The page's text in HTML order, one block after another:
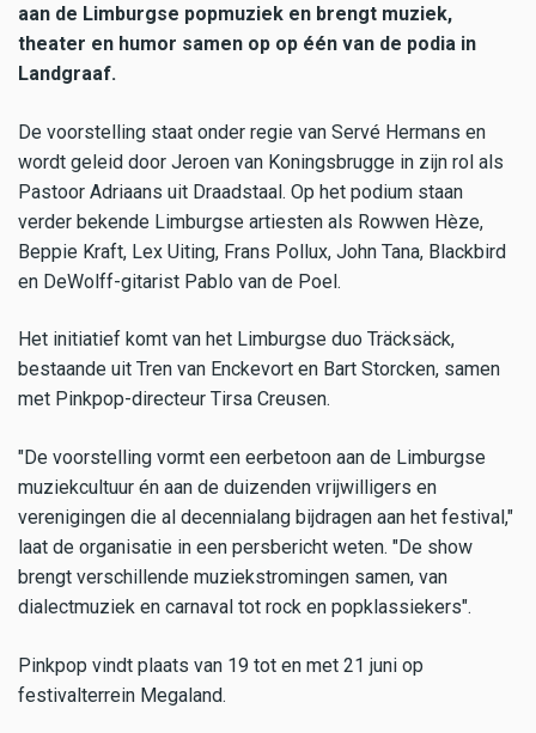
aan de Limburgse popmuziek en brengt muziek,
theater en humor samen op op één van de podia in
Landgraaf.
De voorstelling staat onder regie van Servé Hermans en
wordt geleid door Jeroen van Koningsbrugge in zijn rol als
Pastoor Adriaans uit Draadstaal. Op het podium staan
verder bekende Limburgse artiesten als Rowwen Hèze,
Beppie Kraft, Lex Uiting, Frans Pollux, John Tana, Blackbird
en DeWolff-gitarist Pablo van de Poel.
Het initiatief komt van het Limburgse duo Träcksäck,
bestaande uit Tren van Enckevort en Bart Storcken, samen
met Pinkpop-directeur Tirsa Creusen.
"De voorstelling vormt een eerbetoon aan de Limburgse
muziekcultuur én aan de duizenden vrijwilligers en
verenigingen die al decennialang bijdragen aan het festival,"
laat de organisatie in een persbericht weten. "De show
brengt verschillende muziekstromingen samen, van
dialectmuziek en carnaval tot rock en popklassiekers".
Pinkpop vindt plaats van 19 tot en met 21 juni op
festivalterrein Megaland.